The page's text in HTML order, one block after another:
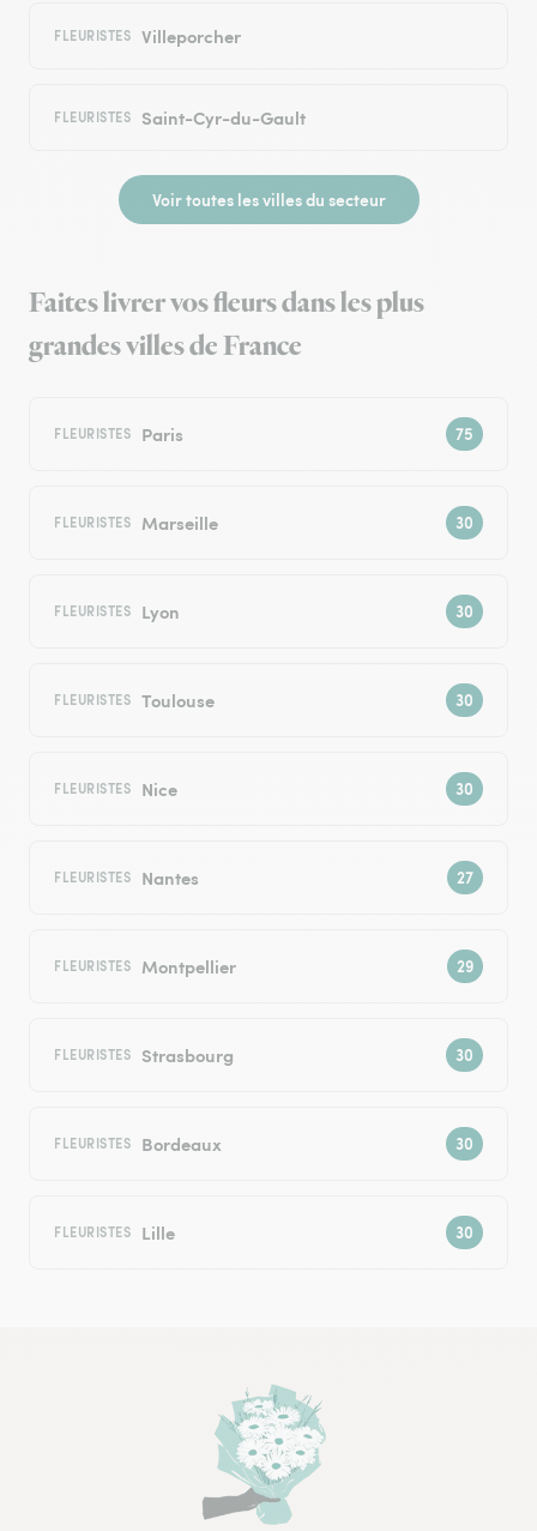
FLEURISTES Villeporcher
FLEURISTES Saint-Cyr-du-Gault
Voir toutes les villes du secteur
Faites livrer vos fleurs dans les plus
grandes villes de France
FLEURISTES Paris
FLEURISTES Marseille
FLEURISTES Lyon
FLEURISTES Toulouse
FLEURISTES Nice
FLEURISTES Nantes
FLEURISTES Montpellier
FLEURISTES Strasbourg
FLEURISTES Bordeaux
FLEURISTES Lille